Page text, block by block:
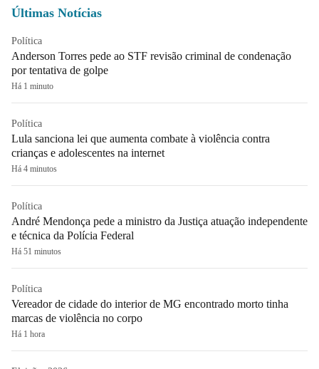
Últimas Notícias
Política
Anderson Torres pede ao STF revisão criminal de condenação
por tentativa de golpe
Há 1 minuto
Política
Lula sanciona lei que aumenta combate à violência contra
crianças e adolescentes na internet
Há 4 minutos
Política
André Mendonça pede a ministro da Justiça atuação independente
e técnica da Polícia Federal
Há 51 minutos
Política
Vereador de cidade do interior de MG encontrado morto tinha
marcas de violência no corpo
Há 1 hora